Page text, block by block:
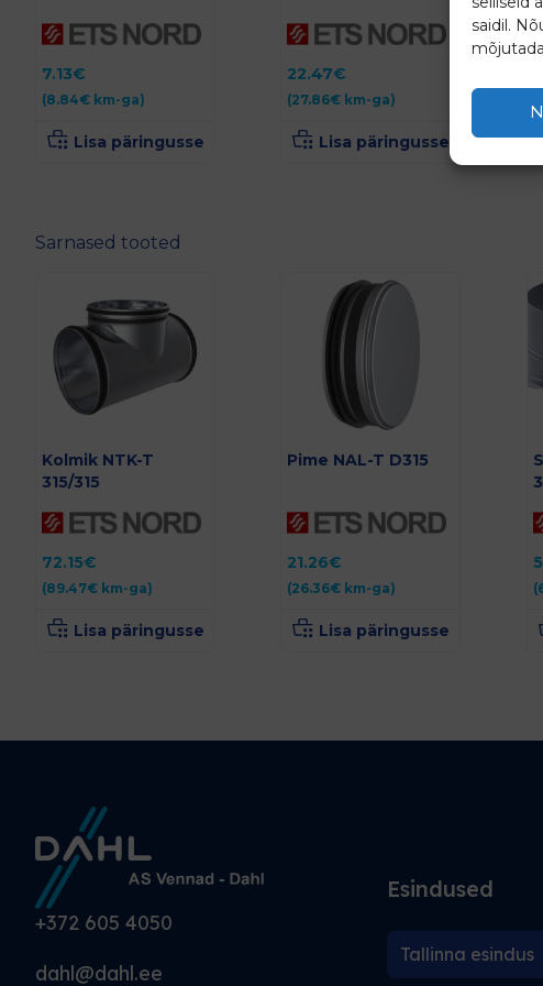
saidil.
7.13€
(8.84€ km-ga)
Lisa päringusse
22.47€
(27.86€ km-ga)
Lisa päringusse
Sarnased tooted
Kolmik NTK-T
315/315
72.15€
(89.47€ km-ga)
Lisa päringusse
Pime NAL-T D315
21.26€
(26.36€ km-ga)
Lisa päringusse
(
+372 605 4050
dahl@dahl.ee
Esindused
Tallinna esindus